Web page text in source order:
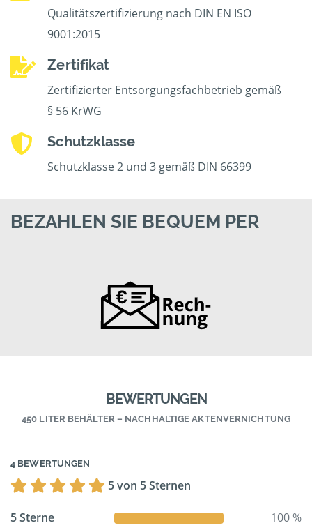
Qualitätszertifizierung nach DIN EN ISO
9001:2015
Zertifikat
Zertifizierter Entsorgungsfachbetrieb gemäß
§ 56 KrWG
Schutzklasse
Schutzklasse 2 und 3 gemäß DIN 66399
BEZAHLEN SIE BEQUEM PER
BEWERTUNGEN
450 LITER BEHÄLTER – NACHHALTIGE AKTENVERNICHTUNG
4 BEWERTUNGEN
5 von 5 Sternen
5 Sterne
100 %